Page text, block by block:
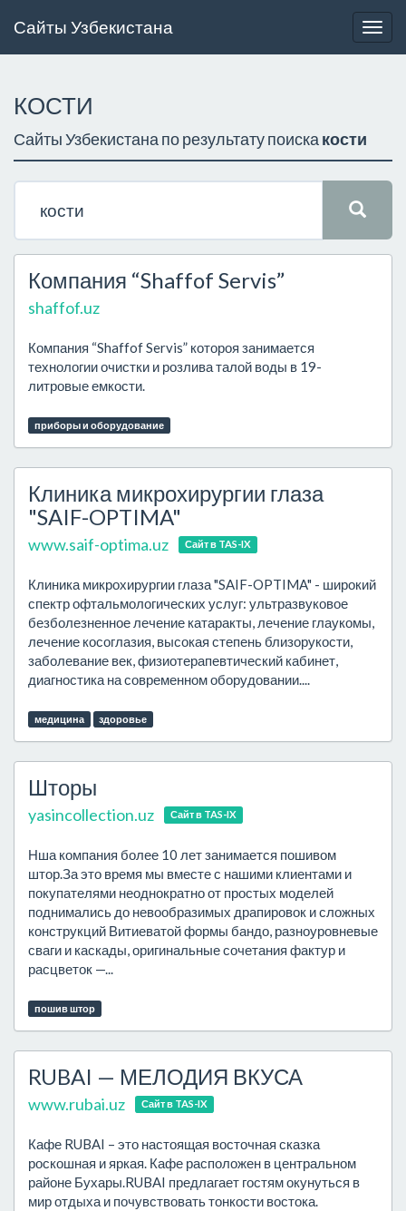
Сайты Узбекистана
КОСТИ
Сайты Узбекистана по результату поиска кости
Компания “Shaffof Servis”
shaffof.uz
Компания “Shaffof Servis” котороя занимается
технологии очистки и розлива талой воды в 19-
литровые емкости.
приборы и оборудование
Клиника микрохирургии глаза
"SAIF-OPTIMA"
www.saif-optima.uz Сайт в TAS-IX
Клиника микрохирургии глаза "SAIF-OPTIMA" - широкий
спектр офтальмологических услуг: ультразвуковое
безболезненное лечение катаракты, лечение глаукомы,
лечение косоглазия, высокая степень близорукости,
заболевание век, физиотерапевтический кабинет,
диагностика на современном оборудовании....
медицина здоровье
Шторы
yasincollection.uz Сайт в TAS-IX
Нша компания более 10 лет занимается пошивом
штор.За это время мы вместе с нашими клиентами и
покупателями неоднократно от простых моделей
поднимались до невообразимых драпировок и сложных
конструкций Витиеватой формы бандо, разноуровневые
сваги и каскады, оригинальные сочетания фактур и
расцветок —...
пошив штор
RUBAI — МЕЛОДИЯ ВКУСА
www.rubai.uz Сайт в TAS-IX
Кафе RUBAI – это настоящая восточная сказка
роскошная и яркая. Кафе расположен в центральном
районе Бухары.RUBAI предлагает гостям окунуться в
мир отдыха и почувствовать тонкости востока.